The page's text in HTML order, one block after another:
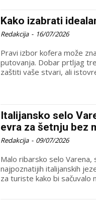
Kako izabrati
Redakcija - 16/07/2026
Pravi izbor kofera može
putovanja. Dobar prtljag
zaštiti vaše stvari, ali
Italijansko selo
evra za šetnju bez
Redakcija - 09/07/2026
Malo ribarsko selo
najpoznatijih italijanskih
za turiste kako bi sačuvalo